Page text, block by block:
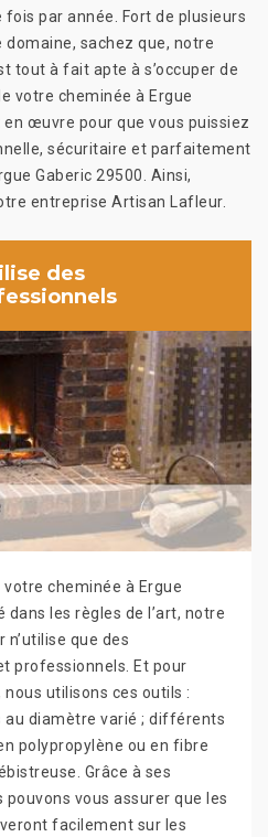
par année. Fort de plusieurs
domaine, sachez que, notre
tout à fait apte à s’occuper de
votre cheminée à Ergue
œuvre pour que vous puissiez
sécuritaire et parfaitement
Gaberic 29500. Ainsi,
entreprise Artisan Lafleur.
des
cheminée à Ergue
dans les règles de l’art, notre
que des
professionnels. Et pour
utilisons ces outils :
au diamètre varié ; différents
polypropylène ou en fibre
Grâce à ses
vous assurer que les
facilement sur les